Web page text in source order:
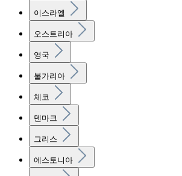
이스라엘
오스트리아
영국
불가리아
체코
덴마크
그리스
에스토니아